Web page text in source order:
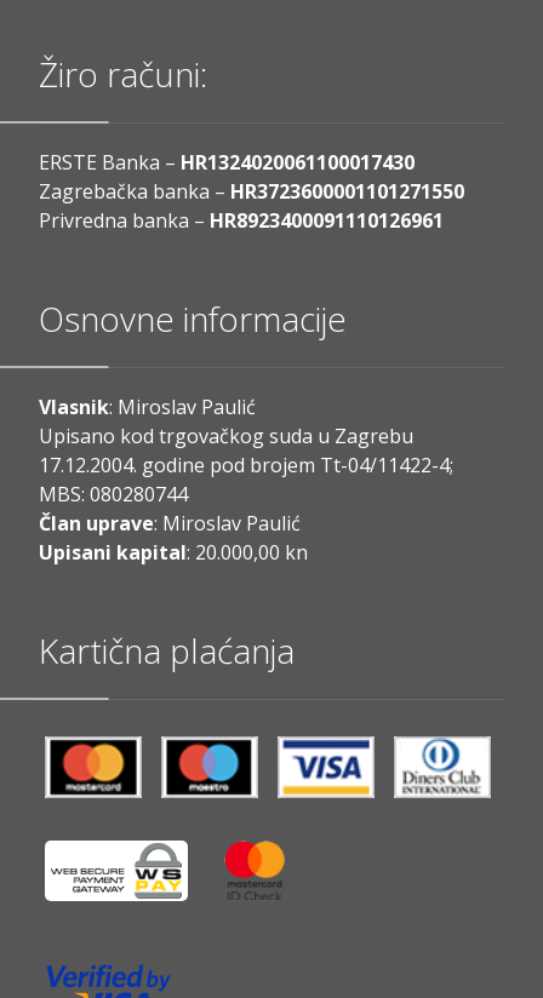
Žiro računi:
ERSTE Banka – HR1324020061100017430
Zagrebačka banka – HR3723600001101271550
Privredna banka – HR8923400091110126961
Osnovne informacije
Vlasnik: Miroslav Paulić
Upisano kod trgovačkog suda u Zagrebu
17.12.2004. godine pod brojem Tt-04/11422-4;
MBS: 080280744
Član uprave: Miroslav Paulić
Upisani kapital: 20.000,00 kn
Kartična plaćanja